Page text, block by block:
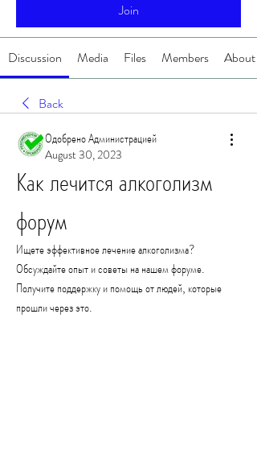
Join
Discussion Media Files Members About
Back
Одобрено Администрацией
August 30, 2023
Как лечится алкоголизм
форум
Ищете эффективное лечение алкоголизма?
Обсуждайте опыт и советы на нашем форуме.
Получите поддержку и помощь от людей, которые
прошли через это.